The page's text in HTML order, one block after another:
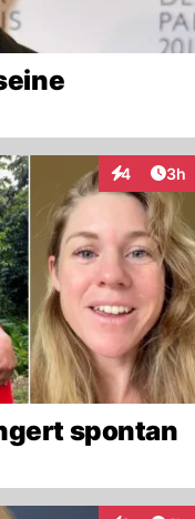
4 3h
spontan